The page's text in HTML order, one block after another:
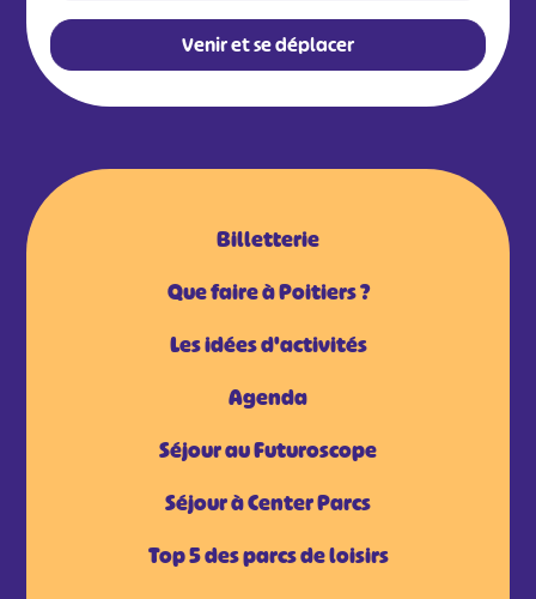
Venir et se déplacer
Billetterie
Que faire à Poitiers ?
Les idées d'activités
Agenda
Séjour au Futuroscope
Séjour à Center Parcs
Top 5 des parcs de loisirs